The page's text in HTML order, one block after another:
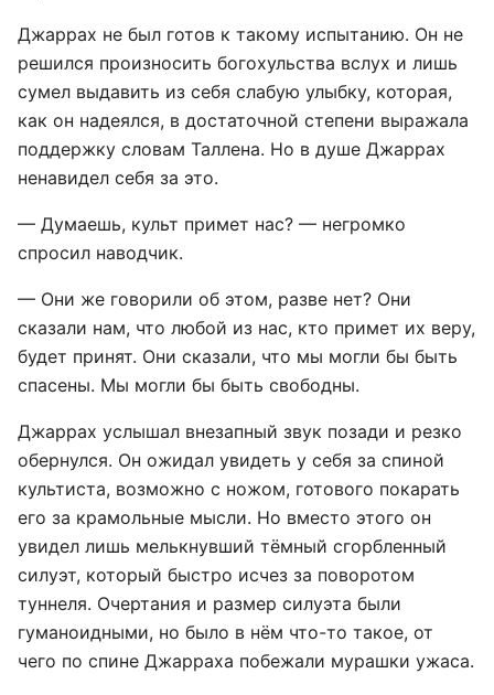
Джаррах не был готов к такому испытанию. Он не
решился произносить богохульства вслух и лишь
сумел выдавить из себя слабую улыбку, которая,
как он надеялся, в достаточной степени выражала
поддержку словам Таллена. Но в душе Джаррах
ненавидел себя за это.
— Думаешь, культ примет нас? — негромко
спросил наводчик.
— Они же говорили об этом, разве нет? Они
сказали нам, что любой из нас, кто примет их веру,
будет принят. Они сказали, что мы могли бы быть
спасены. Мы могли бы быть свободны.
Джаррах услышал внезапный звук позади и резко
обернулся. Он ожидал увидеть у себя за спиной
культиста, возможно с ножом, готового покарать
его за крамольные мысли. Но вместо этого он
увидел лишь мелькнувший тёмный сгорбленный
силуэт, который быстро исчез за поворотом
туннеля. Очертания и размер силуэта были
гуманоидными, но было в нём что-то такое, от
чего по спине Джарраха побежали мурашки ужаса.